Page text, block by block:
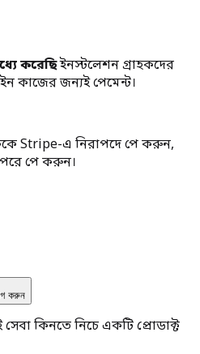
করেছিইনস্টলেশন গ্রাহকদের
কাজের জন্যই পেমেন্ট।
Stripe-এ নিরাপদে পে করুন,
পে করুন।
করুন
কিনতে নিচে একটি প্রোডাক্ট